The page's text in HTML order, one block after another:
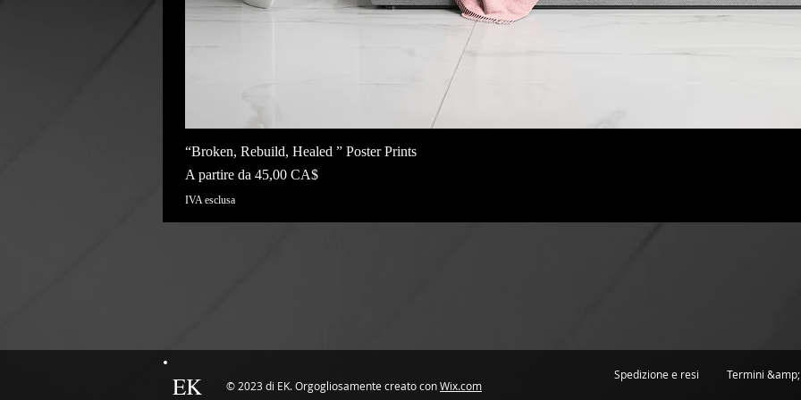
“Broken, Rebuild, Healed ” Poster Prints
A partire da 45,00 CA$
Prezzo scontato
IVA esclusa
EK © 2023 di EK. Orgogliosamente creato conWix.com
Spedizione e resi Termini